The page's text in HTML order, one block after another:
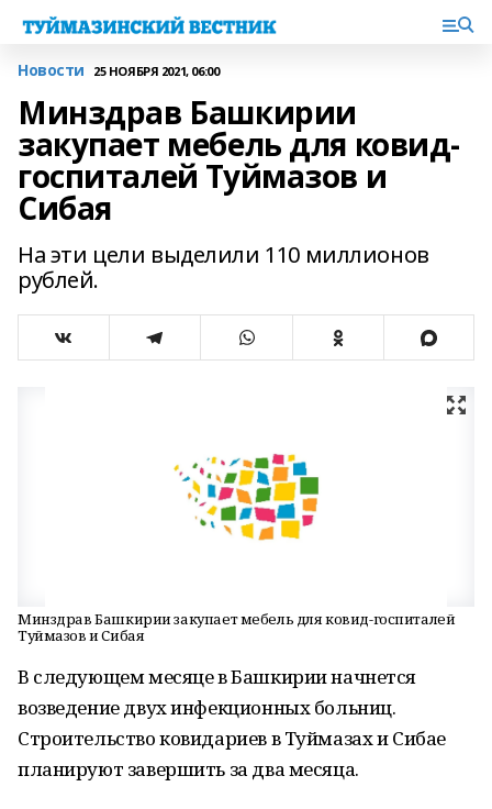
Новости 25 НОЯБРЯ 2021, 06:00
Минздрав Башкирии
закупает мебель для ковид-
госпиталей Туймазов и
Сибая
На эти цели выделили 110 миллионов
рублей.
Минздрав Башкирии закупает мебель для ковид-госпиталей
Туймазов и Сибая
В следующем месяце в Башкирии начнется
возведение двух инфекционных больниц.
Строительство ковидариев в Туймазах и Сибае
планируют завершить за два месяца.